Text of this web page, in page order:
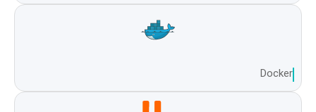
Docker